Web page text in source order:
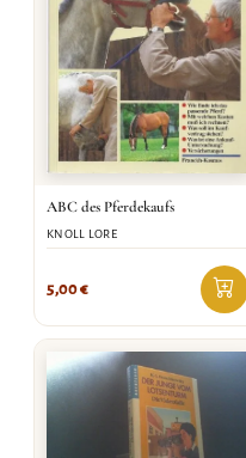
ABC des Pferdekaufs
KNOLL LORE
5,00€